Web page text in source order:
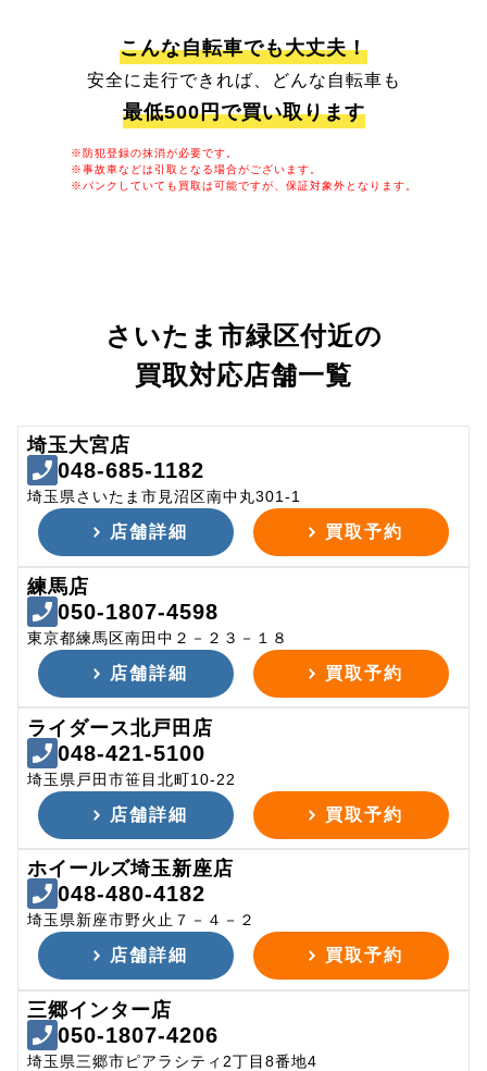
こんな自転車でも大丈夫！
安全に走行できれば、どんな自転車も
最低500円で買い取ります
※防犯登録の抹消が必要です。
※事故車などは引取となる場合がございます。
※パンクしていても買取は可能ですが、保証対象外となります。
さいたま市緑区付近の
買取対応店舗一覧
埼玉大宮店
048-685-1182
埼玉県さいたま市見沼区南中丸301-1
店舗詳細 買取予約
練馬店
050-1807-4598
東京都練馬区南田中２－２３－１８
店舗詳細 買取予約
ライダース北戸田店
048-421-5100
埼玉県戸田市笹目北町10-22
店舗詳細 買取予約
ホイールズ埼玉新座店
048-480-4182
埼玉県新座市野火止７－４－２
店舗詳細 買取予約
三郷インター店
050-1807-4206
埼玉県三郷市ピアラシティ2丁目8番地4